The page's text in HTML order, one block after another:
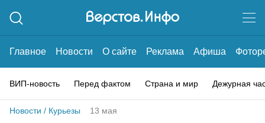
Главное Новости О сайте Реклама Афиша
ВИП-новость Перед фактом Страна и мир Дежурная
Новости / Курьезы 13 мая